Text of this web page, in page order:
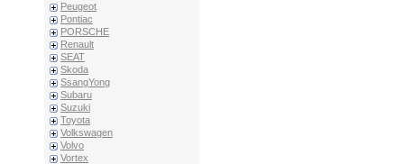
Peugeot
Pontiac
PORSCHE
Renault
SEAT
Skoda
SsangYong
Subaru
Suzuki
Toyota
Volkswagen
Volvo
Vortex